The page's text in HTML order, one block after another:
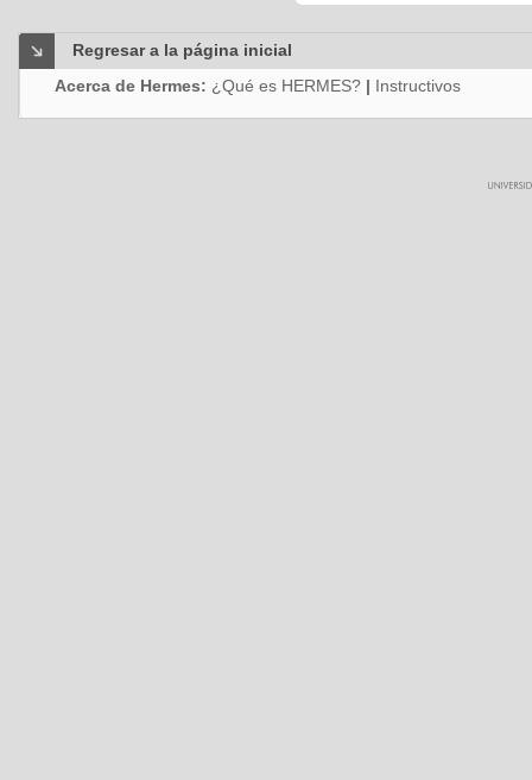
Regresar a la página inicial
Acerca de Hermes: ¿Qué es HERMES? | Instructivos